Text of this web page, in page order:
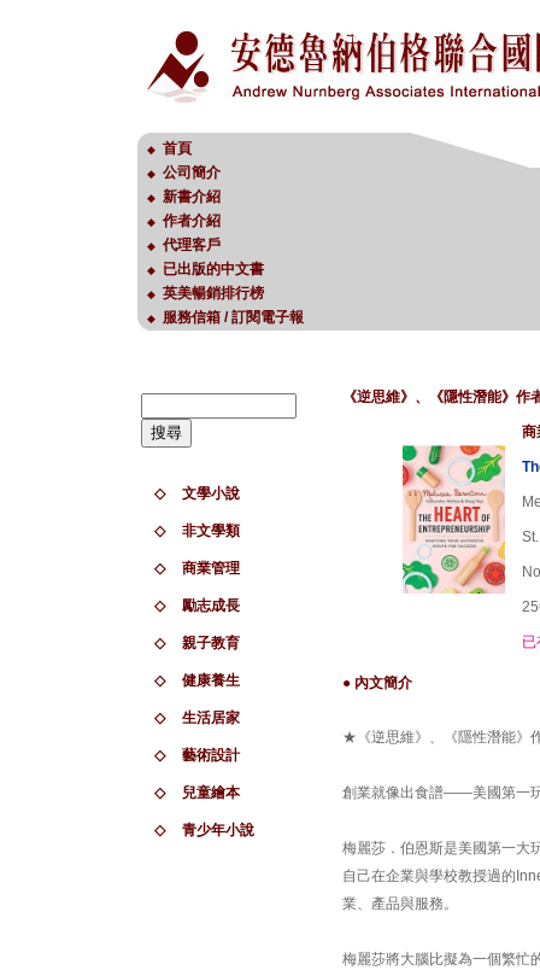
◆ 首頁
◆ 公司簡介
◆ 新書介紹
◆ 作者介紹
◆ 代理客戶
◆ 已出版的中文書
◆ 英美暢銷排行榜
◆ 服務信箱 / 訂閱電子報
◇ 文學小說
◇ 非文學類
◇ 商業管理
◇ 勵志成長
◇ 親子教育
◇ 健康養生
◇ 生活居家
◇ 藝術設計
◇ 兒童繪本
◇ 青少年小說
《逆思維》、《隱性潛能》
商
● 內文簡介
★《逆思維》、《隱性潛能》
創業就像出食譜——美國第一
梅麗莎．伯恩斯是美國第一大
自己在企業與學校教授過的
業、產品與服務。
梅麗莎將大腦比擬為一個繁忙